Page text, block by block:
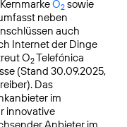
O2 sowie
neben
auch
Internet der Dinge
O2Telefónica
(Stand 30.09.2025,
Das
im
innovative
Anbieter im